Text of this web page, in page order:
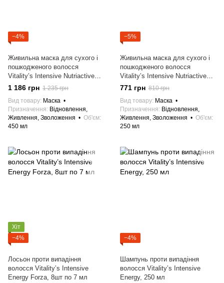
−4%
Живильна маска для сухого і
пошкодженого волосся
Vitality’s Intensive Nutriactive
Mask, 450 мл
1 186 грн 1 235 грн
Вид товару Маска
Призначення
Відновлення,
Живлення, Зволоження
Об'єм
450 мл
−5%
Живильна маска для сухого і
пошкодженого волосся
Vitality’s Intensive Nutriactive
Mask, 250 мл
771 грн 810 грн
Вид товару Маска
Призначення
Відновлення,
Живлення, Зволоження
Об'єм
250 мл
Хіт
−4%
Лосьон проти випадіння
волосся Vitality’s Intensive
Energy Forza, 8шт по 7 мл
−4%
Шампунь проти випадіння
волосся Vitality’s Intensive
Energy, 250 мл